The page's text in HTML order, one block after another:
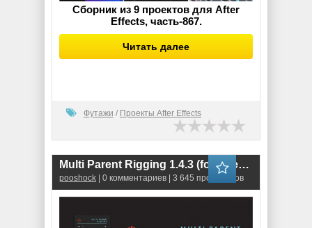
Сборник из 9 проектов для After
Effects, часть-867.
Читать далее
Футажи / Проекты After Effects
Multi Parent Rigging 1.4.3 (for After Effects)
pooshock | 0 комментариев | 3 645 просмотров